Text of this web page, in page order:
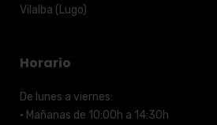
Vilalba (Lugo)
Horario
De lunes a viernes:
· Mañanas de 10:00h a 14:30h